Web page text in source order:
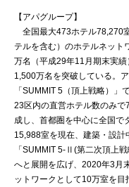
【アパグループ】
全国最大473ホテル78,270
テルを含む）のホテルネット
万名（平成29年11月期末実績
1,500万名を突破している。
「SUMMIT 5（頂上戦略）
23区内の直営ホテル数のみ
成し、首都圏を中心に全国で
15,988室を現在、建築・設
「SUMMIT 5-Ⅱ(第二次頂上
へと展開を広げ、2020年3月
ットワークとして10万室を目